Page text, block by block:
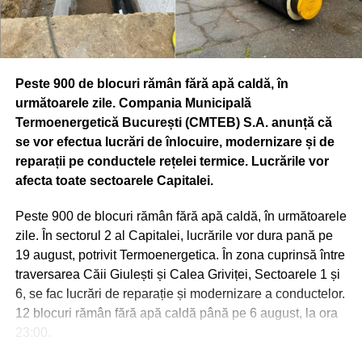
de Mediu – Serviciul Ecologie Urbană, Primăria
Municipiului Bucureşti, în parteneriat cu Muzeul
Municipiului Bucureşti. În cadrul proiectului vor fi
itinerante proprii referitoare la istoria Jandarmeriei
(uniforme naţionale şi internaţionale), puse la dispoziţie
de Inspectoratul General al Jandarmeriei Române,
materiale şi machete puse la dispoziţie de Institutul
Astronomic al Academiei Române şi de Observatorul
Astronomic Amiral Vasile Urseanu – Muzeul Municipiului
Societatea de Transport Bucureşti.
CASA DINU LIPATTI (BD. LASCĂR CATARGIU, NR. 12)
Vineri, 20 septembrie, ora 18.00 – „Zilele Bucureştiului” la
Casa Dinu Lipatti – Recital Tinere Talente. Eveniment
organizat de Muzeul Municipiului Bucureşti şi Fundaţia
Regală Margareta a României. Accesul este gratuit în
Peste 900 de blocuri rămân fără apă caldă, în
următoarele zile. Compania Municipală
Termoenergetică București (CMTEB) S.A. anunță că
se vor efectua lucrări de înlocuire, modernizare și de
reparații pe conductele rețelei termice. Lucrările vor
afecta toate sectoarele Capitalei.
Peste 900 de blocuri rămân fără apă caldă, în următoarele
zile. În sectorul 2 al Capitalei, lucrările vor dura pană pe
19 august, potrivit Termoenergetica. În zona cuprinsă între
traversarea Căii Giulești și Calea Griviței, Sectoarele 1 și
6, se fac lucrări de reparație și modernizare a conductelor.
12 blocuri rămân fără apă caldă până pe 6 august, la ora
23:00.